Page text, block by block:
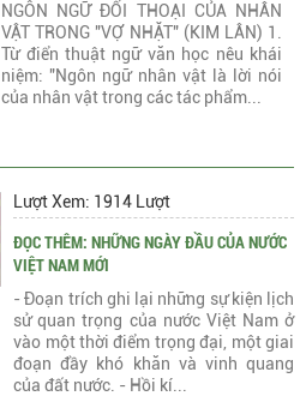
NGÔN NGỮ ĐỐI THOẠI CỦA NHÂN
VẬT TRONG "VỢ NHẶT" (KIM LÂN) 1.
Từ điển thuật ngữ văn học nêu khái
niệm: "Ngôn ngữ nhân vật là lời nói
của nhân vật trong các tác phẩm...
Lượt Xem: 1914 Lượt
ĐỌC THÊM: NHỮNG NGÀY ĐẦU CỦA NƯỚC
VIỆT NAM MỚI
- Đoạn trích ghi lại những sự kiện lịch
sử quan trọng của nước Việt Nam ở
vào một thời điểm trọng đại, một giai
đoạn đầy khó khăn và vinh quang
của đất nước. - Hồi kí...